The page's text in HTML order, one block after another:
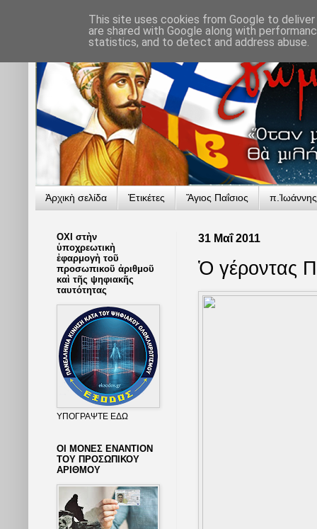
Ἀρχικὴ σελίδα Ἐτικέτες Ἅγιος Παΐσιος
31 Μαΐ 2011
Ὁ γέροντας
ΟΧΙ στὴν
ὑποχρεωτικὴ
ἐφαρμογὴ τοῦ
προσωπικοῦ ἀριθμοῦ
καὶ τῆς ψηφιακῆς
ταυτότητας
ΥΠΟΓΡΑΨΤΕ ΕΔΩ
ΟΙ ΜΟΝΕΣ ΕΝΑΝΤΙΟΝ
ΤΟΥ ΠΡΟΣΩΠΙΚΟΥ
ΑΡΙΘΜΟΥ
This site uses cookies from Google to
are shared with Google along with
statistics, and to detect and address abuse.